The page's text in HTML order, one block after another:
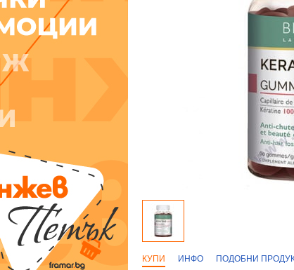
КУПИ ИНФО ПОДОБНИ